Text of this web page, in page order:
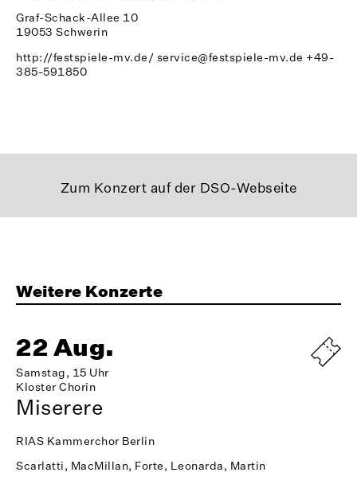
Graf-Schack-Allee 10
19053 Schwerin
http://festspiele-mv.de/ service@festspiele-mv.de +49-
385-591850
Zum Konzert auf der DSO-Webseite
Weitere Konzerte
22 Aug.
Samstag, 15 Uhr
Kloster Chorin
Miserere
RIAS Kammerchor Berlin
Scarlatti, MacMillan, Forte, Leonarda, Martin